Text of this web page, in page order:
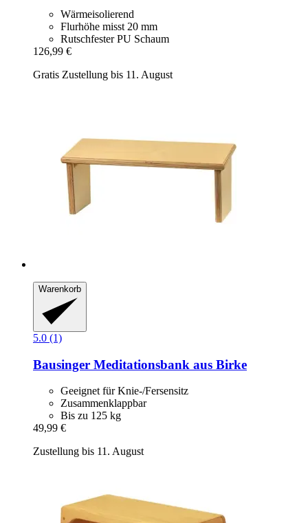
Wärmeisolierend
Flurhöhe misst 20 mm
Rutschfester PU Schaum
126,99 €
Gratis Zustellung bis 11. August
Warenkorb
5.0 (1)
Bausinger Meditationsbank aus Birke
Geeignet für Knie-/Fersensitz
Zusammenklappbar
Bis zu 125 kg
49,99 €
Zustellung bis 11. August